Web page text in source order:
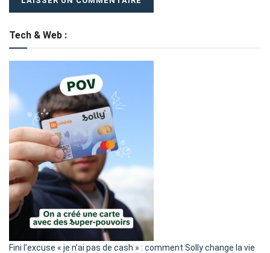
Tech & Web :
Fini l’excuse « je n’ai pas de cash » : comment Solly change la vie